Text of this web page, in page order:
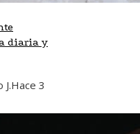
diaria y
J.Hace 3